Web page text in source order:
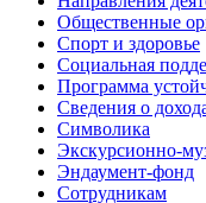
Общественные
Спорт и здоровье
Социальная
Программа
Сведения о
Символика
Экскурсионно-
Эндаумент-фонд
Сотрудникам